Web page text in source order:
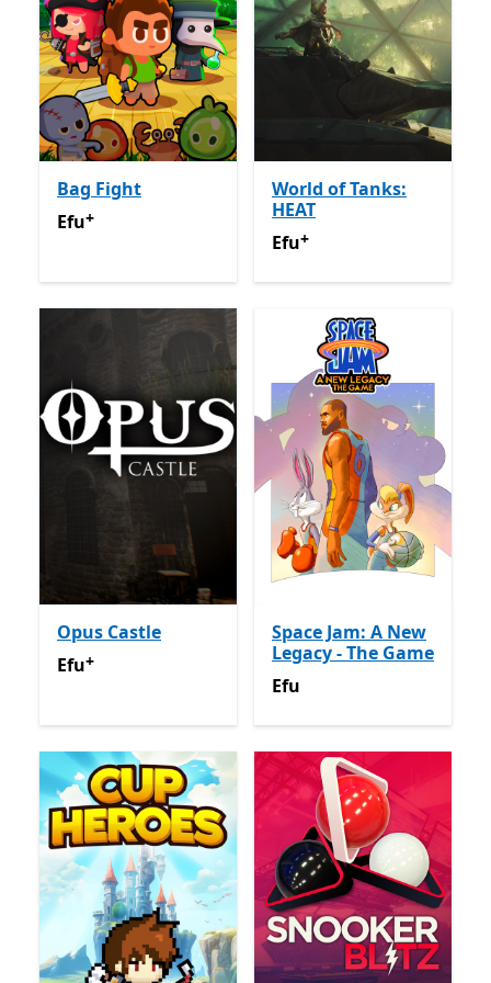
Bag Fight
EfuNa-enye ịzụrụ n'ime ngwa
Efu+
World of Tanks:
HEAT
EfuNa-enye ịzụrụ n'ime
Efu+
Opus Castle
EfuNa-enye ịzụrụ n'ime ngwa
Efu+
Space Jam: A New
Legacy - The Game
Efu
Efu